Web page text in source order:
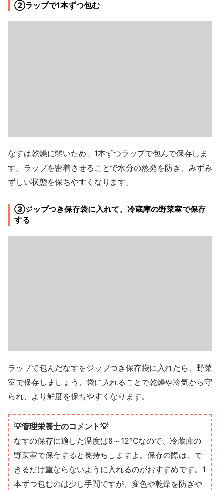
②ラップで1本ずつ包む
なすは乾燥に弱いため、1本ずつラップで包んで保存しま
す。ラップを密着させることで水分の蒸発を防ぎ、みずみ
ずしい状態を保ちやすくなります。
③ジップつき保存袋に入れて、冷蔵庫の野菜室で保存
する
ラップで包んだなすをジップつき保存袋に入れたら、野菜
室で保存しましょう。袋に入れることで乾燥や冷気から守
られ、より鮮度を保ちやすくなります。
💡管理栄養士のコメント💡
なすの保存に適した温度は8～12℃なので、冷蔵庫の
野菜室で保存すると長持ちしますよ。保存の際は、で
きるだけ重ならないように入れるのがおすすめです。1
本ずつ包むのは少し手間ですが、変色や乾燥を防ぎや